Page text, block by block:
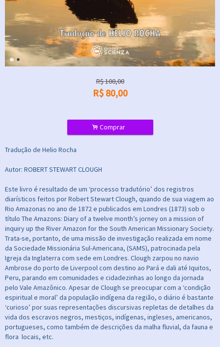
R$100,00
R$ 80,00
. Comprar
Tradução de Helio Rocha
Autor: ROBERT STEWART CLOUGH
Este livro é resultado de um ‘processo tradutório’ dos registros
diarísticos feitos por Robert Stewart Clough, quando de sua viagem ao
Rio Amazonas no ano de 1872 e publicados em Londres (1873) sob o
título The Amazons: Diary of a twelve month’s jorney on a mission of
inquiry up the River Amazon for the South American Missionary Society.
Trata-se, portanto, de uma missão de investigação realizada em nome
da Sociedade Missionária Sul-Americana, (SAMS), patrocinada pela
Igreja da Inglaterra com sede em Londres. Clough zarpou no navio
Ambrose do porto de Liverpool com destino ao Pará e dali até Iquitos,
Peru, parando em comunidades e cidadezinhas ao longo da jornada
pelo Vale Amazônico. Apesar de Clough se preocupar com a ‘condição
espiritual e moral’ da população indígena da região, o diário é bastante
‘curioso’ por suas representações discursivas repletas de detalhes da
vida dos escravos negros, mestiços, indígenas, ingleses, americanos,
portugueses, como também de descrições da malha fluvial, da fauna e
flora locais, etc.